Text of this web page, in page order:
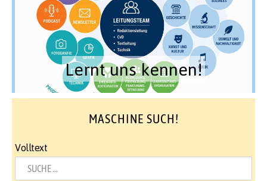
Lernt uns kennen!
MASCHINE SUCH!
Volltext